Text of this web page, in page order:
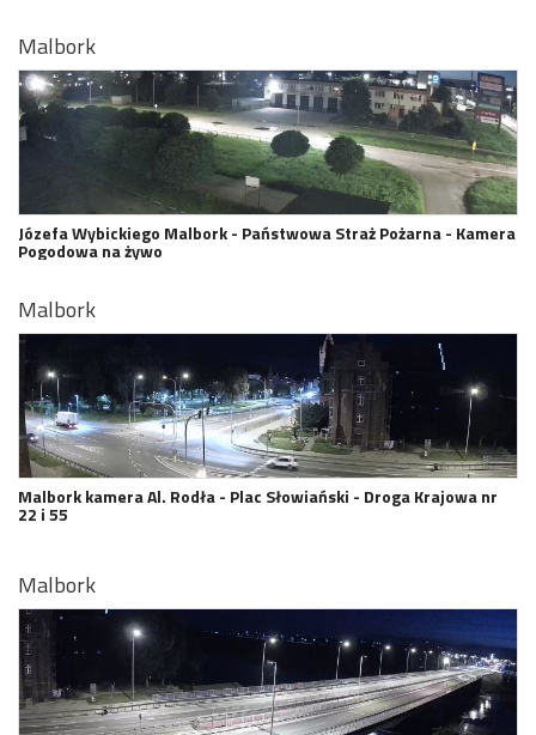
Malbork
Józefa Wybickiego Malbork - Państwowa Straż Pożarna - Kamera
Pogodowa na żywo
Malbork
Malbork kamera Al. Rodła - Plac Słowiański - Droga Krajowa nr
22 i 55
Malbork